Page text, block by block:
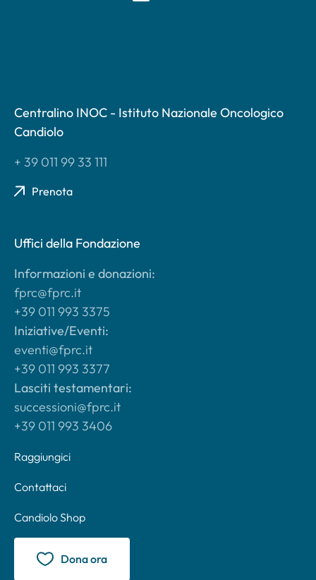
Centralino INOC - Istituto Nazionale Oncologico
Candiolo
+ 39 011 99 33 111
Prenota
Uffici della Fondazione
Informazioni e donazioni:
fprc@fprc.it
+39 011 993 3375
Iniziative/Eventi:
eventi@fprc.it
+39 011 993 3377
Lasciti testamentari:
successioni@fprc.it
+39 011 993 3406
Raggiungici
Contattaci
Candiolo Shop
Dona ora